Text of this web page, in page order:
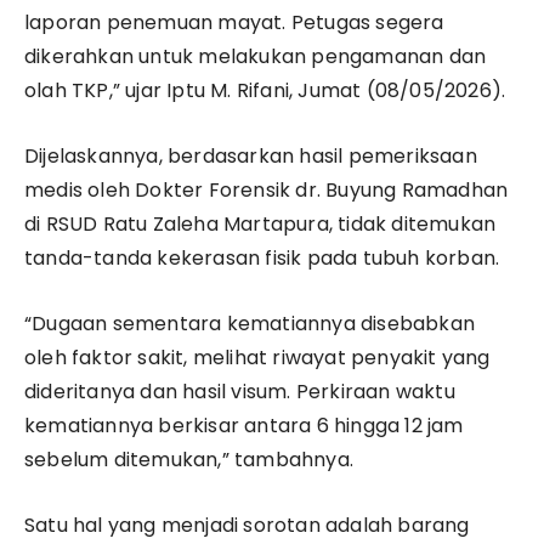
laporan penemuan mayat. Petugas segera
dikerahkan untuk melakukan pengamanan dan
olah TKP,” ujar Iptu M. Rifani, Jumat (08/05/2026).
Dijelaskannya, berdasarkan hasil pemeriksaan
medis oleh Dokter Forensik dr. Buyung Ramadhan
di RSUD Ratu Zaleha Martapura, tidak ditemukan
tanda-tanda kekerasan fisik pada tubuh korban.
“Dugaan sementara kematiannya disebabkan
oleh faktor sakit, melihat riwayat penyakit yang
dideritanya dan hasil visum. Perkiraan waktu
kematiannya berkisar antara 6 hingga 12 jam
sebelum ditemukan,” tambahnya.
Satu hal yang menjadi sorotan adalah barang